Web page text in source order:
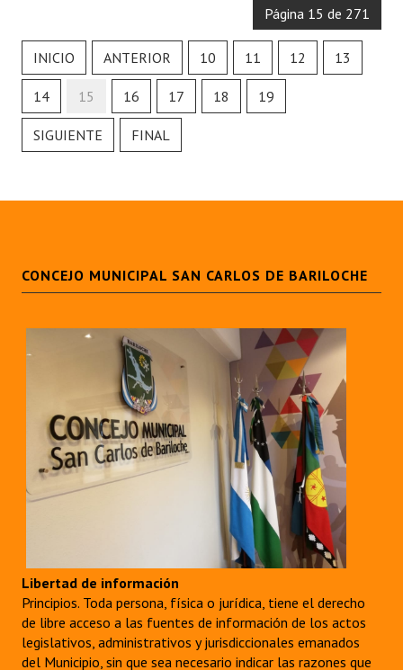
Página 15 de 271
INICIO ANTERIOR 10 11 12 13
14 15 16 17 18 19
SIGUIENTE FINAL
CONCEJO MUNICIPAL SAN CARLOS DE BARILOCHE
Libertad de información
Principios. Toda persona, física o jurídica, tiene el derecho
de libre acceso a las fuentes de información de los actos
legislativos, administrativos y jurisdiccionales emanados
del Municipio, sin que sea necesario indicar las razones que